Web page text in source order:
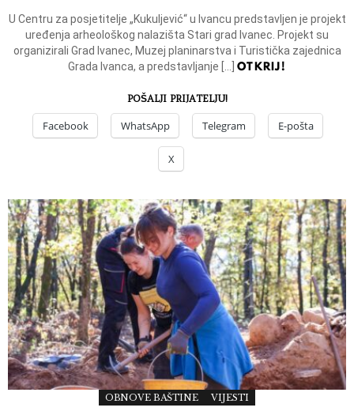
U Centru za posjetitelje „Kukuljević“ u Ivancu predstavljen je projekt
uređenja arheološkog nalazišta Stari grad Ivanec. Projekt su
organizirali Grad Ivanec, Muzej planinarstva i Turistička zajednica
Grada Ivanca, a predstavljanje […] OTKRIJ!
POŠALJI PRIJATELJU!
Facebook WhatsApp Telegram E-pošta
X
OBNOVE BAŠTINE VIJESTI